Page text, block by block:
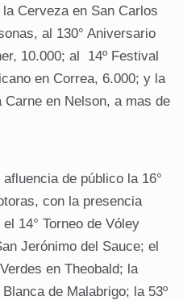
Cerveza en San Carlos
al 130° Aniversario
10.000; al 14º Festival
en Correa, 6.000; y la
en Nelson, a mas de
de público la 16°
con la presencia
14° Torneo de Vóley
Jerónimo del Sauce; el
en Theobald; la
de Malabrigo; la 53º